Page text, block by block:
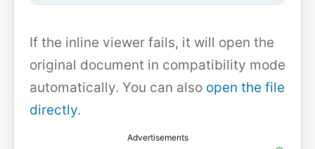
If the inline viewer fails, it will open the
original document in compatibility mode
automatically. You can also open the file
directly.
Advertisements